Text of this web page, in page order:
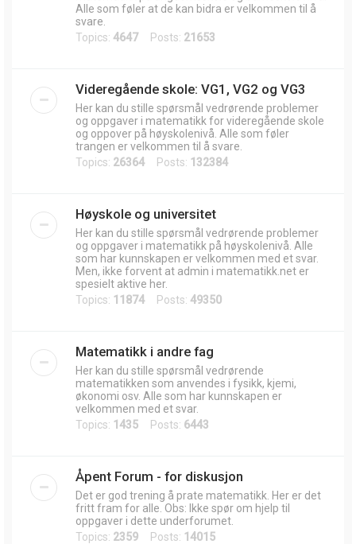
Alle som føler at de kan bidra er velkommen til å
svare.
Topics: 4647Posts: 21653
Videregående skole: VG1, VG2 og VG3
Her kan du stille spørsmål vedrørende problemer
og oppgaver i matematikk for videregående skole
og oppover på høyskolenivå. Alle som føler
trangen er velkommen til å svare.
Topics: 26364 Posts: 132384
Høyskole og universitet
Her kan du stille spørsmål vedrørende problemer
og oppgaver i matematikk på høyskolenivå. Alle
som har kunnskapen er velkommen med et svar.
Men, ikke forvent at admin i matematikk.net er
spesielt aktive her.
Topics: 11874 Posts: 49350
Matematikk i andre fag
Her kan du stille spørsmål vedrørende
matematikken som anvendes i fysikk, kjemi,
økonomi osv. Alle som har kunnskapen er
velkommen med et svar.
Topics: 1435 Posts: 6443
Åpent Forum - for diskusjon
Det er god trening å prate matematikk. Her er det
fritt fram for alle. Obs: Ikke spør om hjelp til
oppgaver i dette underforumet.
Topics: 2359 Posts: 14015